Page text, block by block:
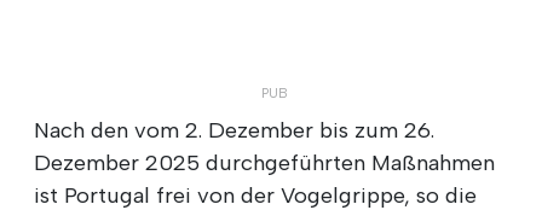
Nach den vom 2. Dezember bis zum 26.
Dezember 2025 durchgeführten Maßnahmen
ist Portugal frei von der Vogelgrippe, so die